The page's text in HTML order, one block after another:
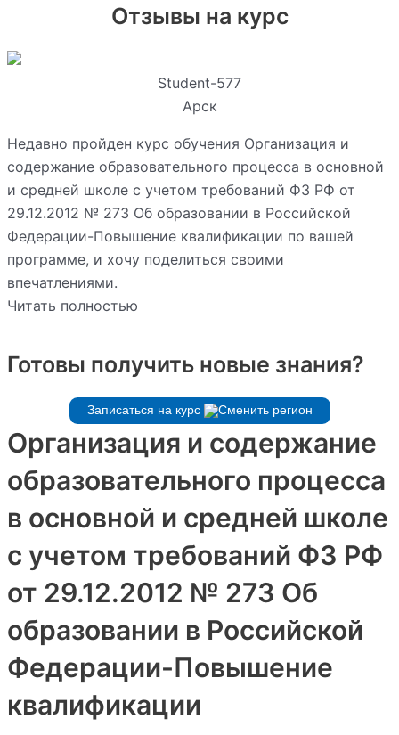
Отзывы на курс
Student-577
Арск
Недавно пройден курс обучения Организация и
содержание образовательного процесса в основной
и средней школе с учетом требований ФЗ РФ от
29.12.2012 № 273 Об образовании в Российской
Федерации-Повышение квалификации по вашей
программе, и хочу поделиться своими
впечатлениями.
Читать полностью
Готовы получить новые знания?
Записаться на курс
Организация и содержание
образовательного процесса
в основной и средней школе
с учетом требований ФЗ РФ
от 29.12.2012 № 273 Об
образовании в Российской
Федерации-Повышение
квалификации